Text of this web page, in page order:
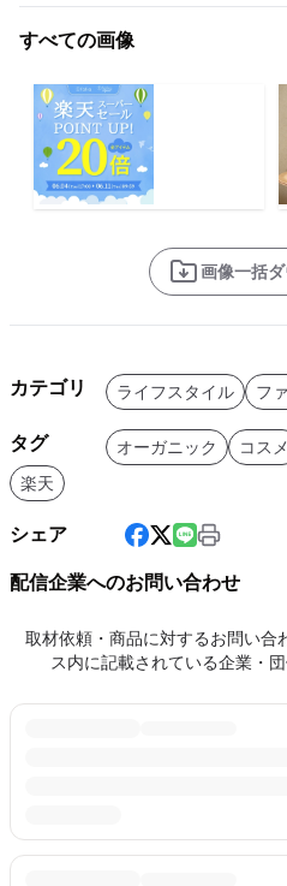
すべての画像
画像一括
カテゴリ ライフスタイル フ
タグ オーガニック コスメ
楽天
シェア
配信企業へのお問い合わせ
取材依頼・商品に対するお問い合
ス内に記載されている企業・